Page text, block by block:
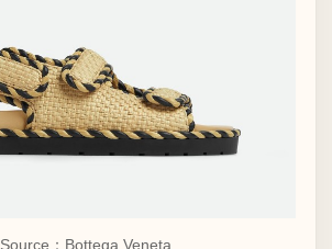
Source：Bottega Veneta